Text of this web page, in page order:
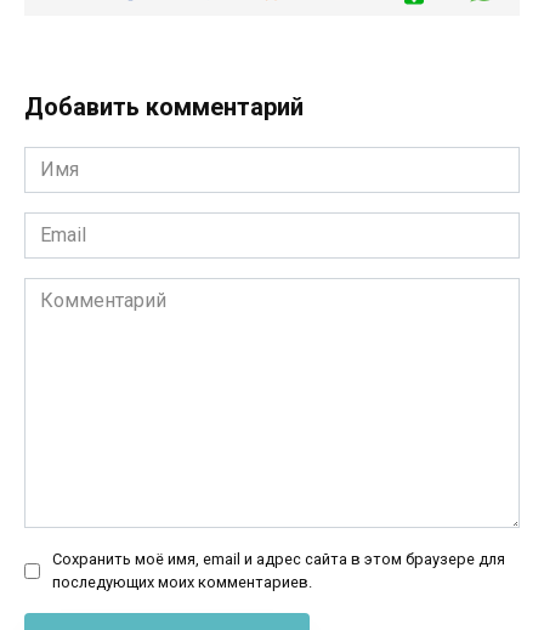
Добавить комментарий
Имя
*
Email
*
Комментарий
Сохранить моё имя, email и адрес сайта в этом браузере для
последующих моих комментариев.